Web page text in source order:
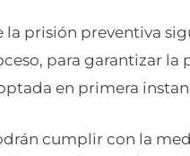
prisión preventiva
para garantizar la
en primera
cumplir con la